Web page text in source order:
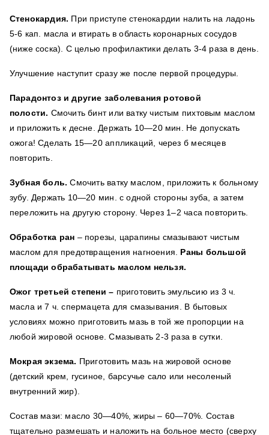
Стенокардия. При приступе стенокардии налить на ладонь
5-6 кап. масла и втирать в область коронарных сосудов
(ниже соска). С целью профилактики делать 3-4 раза в день.
Улучшение наступит сразу же после первой процедуры.
Парадонтоз и другие заболевания ротовой
полости. Смочить бинт или ватку чистым пихтовым маслом
и приложить к десне. Держать 10—20 мин. Не допускать
ожога! Сделать 15—20 аппликаций, через б месяцев
повторить.
Зубная боль.Смочить ватку маслом, приложить к больному
зубу. Держать 10—20 мин. с одной стороны зуба, а затем
переложить на другую сторону. Через 1–2 часа повторить.
Обработка ран – порезы, царапины смазывают чистым
маслом для предотвращения нагноения. Раны большой
площади обрабатывать маслом нельзя.
Ожог третьей степени – приготовить эмульсию из 3 ч.
масла и 7 ч. спермацета для смазывания. В бытовых
условиях можно приготовить мазь в той же пропорции на
любой жировой основе. Смазывать 2-3 раза в сутки.
Мокрая экзема. Приготовить мазь на жировой основе
(детский крем, гусиное, барсучье сало или несоленый
внутренний жир).
Состав мази: масло 30—40%, жиры – 60—70%. Состав
тщательно размешать и наложить на больное место (сверху